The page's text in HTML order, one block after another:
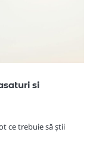
si
ce trebuie să știi